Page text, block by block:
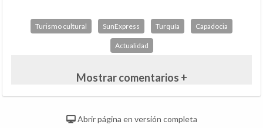
Turismo cultural SunExpress Turquía Capadocia
Actualidad
Mostrar comentarios +
Abrir página en versión completa